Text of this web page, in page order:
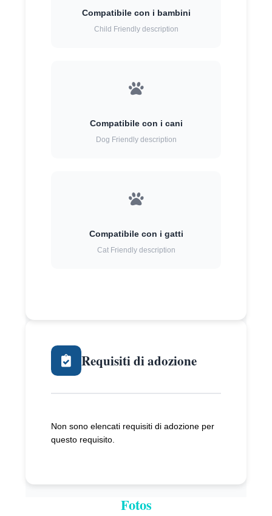
Compatibile con i bambini
Child Friendly description
Compatibile con i cani
Dog Friendly description
Compatibile con i gatti
Cat Friendly description
Requisiti di adozione
Non sono elencati requisiti di adozione per
questo requisito.
Fotos